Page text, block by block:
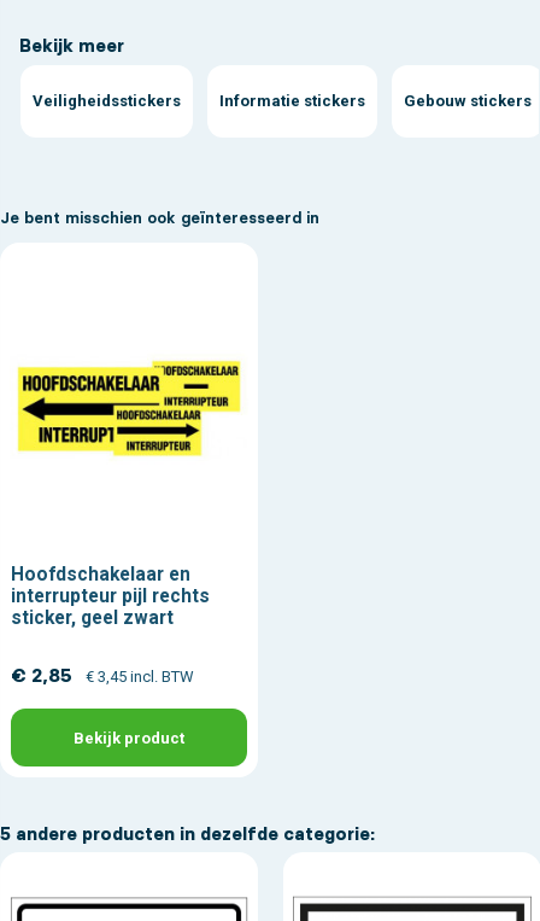
Bekijk meer
Veiligheidsstickers Informatie stickers Gebouw stickers
Je bent misschien ook geïnteresseerd in
Hoofdschakelaar en
interrupteur pijl rechts
sticker, geel zwart
€ 2,85 € 3,45 incl. BTW
Bekijk product
5 andere producten in dezelfde categorie: